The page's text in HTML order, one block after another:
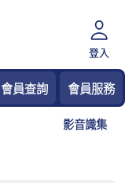
登入
會員查詢 會員服務
影音識集